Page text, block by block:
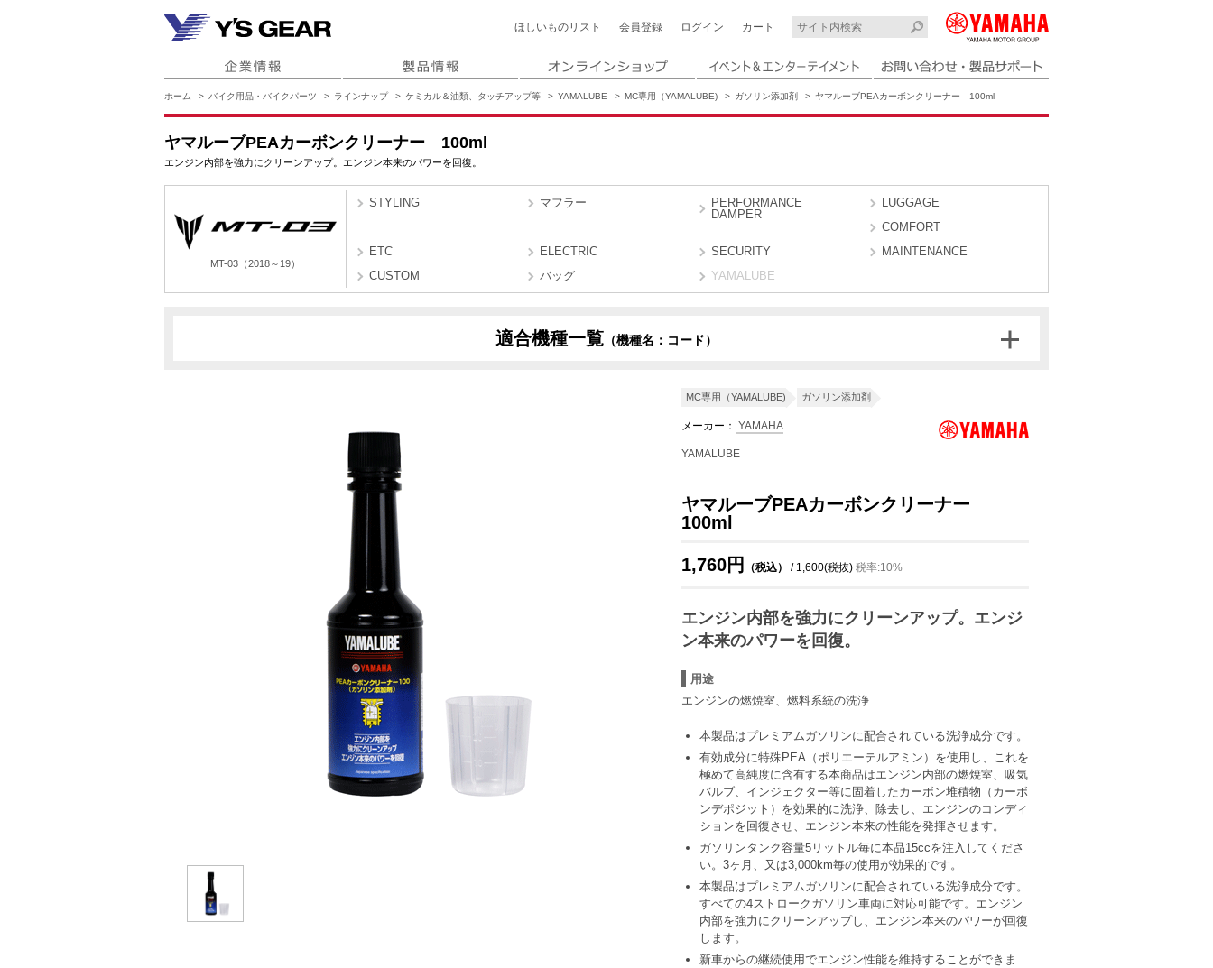
ほしいもの リスト 会員登録 ログイン カート
ホーム バイク用品・バイクパーツ ラインナップ ケミカル＆油類、タッチアップ等 YAMALUBE MC専用（YAMALUBE) ガソリン添加剤 ヤマルーブPEAカーボンクリーナー 100ml
ヤマルーブPEAカーボンクリーナー 100ml
エンジン内部を強力にクリーンアップ。エンジン本来のパワーを回復。
MT-03（2018～19）
STYLING マフラー
PERFORMANCE
DAMPER
LUGGAGE
COMFORT
ETC
ELECTRIC SECURITY
MAINTENANCE
CUSTOM
バッグ YAMALUBE
適合機種一覧 （機種名：コード）
MC専用（YAMALUBE) ガソリン添加剤
メーカー： YAMAHA
YAMALUBE
ヤマルーブPEAカーボンクリーナー
100ml
1,760円 （税込） / 1,600(税抜) 税率:10%
エンジン内部を強力にクリーンアップ。エンジ
ン本来のパワーを回復。
用途
エンジンの燃焼室、燃料系統の洗浄
本製品はプレミアムガソリンに配合されている洗浄成分です。
有効成分に特殊PEA（ポリエーテルアミン）を使用し、これを
極めて高純度に含有する本商品はエンジン内部の燃焼室、吸気
バルブ、インジェクター等に固着したカーボン堆積物（カーボ
ンデポジット）を効果的に洗浄、除去し、エンジンのコンディ
ションを回復させ、エンジン本来の性能を発揮させます。
ガソリンタンク容量5リットル毎に本品15ccを注入してくださ
い。3ヶ月、又は3,000km毎の使用が効果的です。
本製品はプレミアムガソリンに配合されている洗浄成分です。
すべての4ストロークガソリン車両に対応可能です。エンジン
内部を強力にクリーンアップし、エンジン本来のパワーが回復
します。
新車からの継続使用でエンジン性能を維持することができま